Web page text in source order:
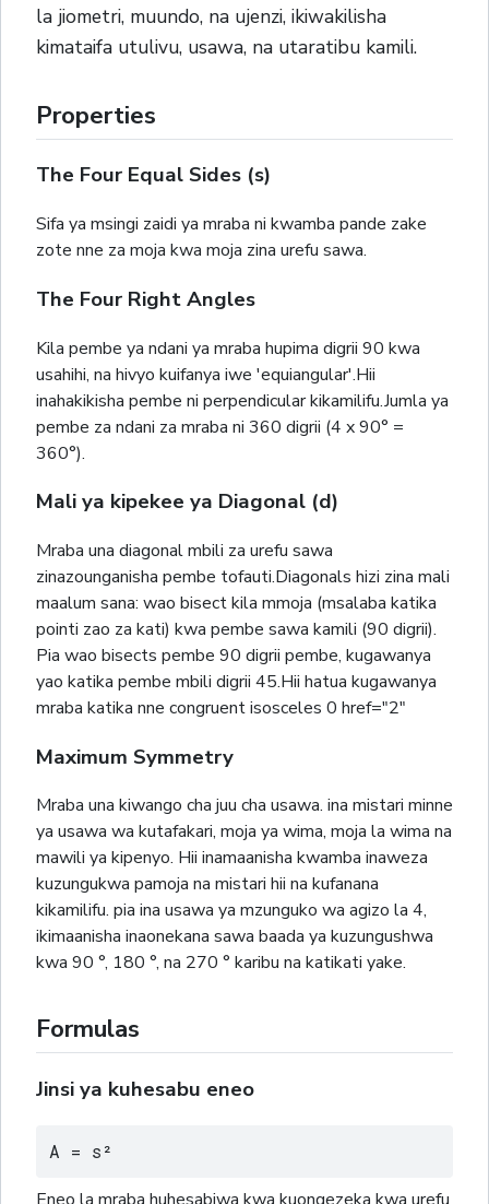
la jiometri, muundo, na ujenzi, ikiwakilisha
kimataifa utulivu, usawa, na utaratibu kamili.
Properties
The Four Equal Sides (s)
Sifa ya msingi zaidi ya mraba ni kwamba pande zake
zote nne za moja kwa moja zina urefu sawa.
The Four Right Angles
Kila pembe ya ndani ya mraba hupima digrii 90 kwa
usahihi, na hivyo kuifanya iwe 'equiangular'.Hii
inahakikisha pembe ni perpendicular kikamilifu.Jumla ya
pembe za ndani za mraba ni 360 digrii (4 x 90° =
360°).
Mali ya kipekee ya Diagonal (d)
Mraba una diagonal mbili za urefu sawa
zinazounganisha pembe tofauti.Diagonals hizi zina mali
maalum sana: wao bisect kila mmoja (msalaba katika
pointi zao za kati) kwa pembe sawa kamili (90 digrii).
Pia wao bisects pembe 90 digrii pembe, kugawanya
yao katika pembe mbili digrii 45.Hii hatua kugawanya
mraba katika nne congruent isosceles 0 href="2"
Maximum Symmetry
Mraba una kiwango cha juu cha usawa. ina mistari minne
ya usawa wa kutafakari, moja ya wima, moja la wima na
mawili ya kipenyo. Hii inamaanisha kwamba inaweza
kuzungukwa pamoja na mistari hii na kufanana
kikamilifu. pia ina usawa ya mzunguko wa agizo la 4,
ikimaanisha inaonekana sawa baada ya kuzungushwa
kwa 90 °, 180 °, na 270 ° karibu na katikati yake.
Formulas
Jinsi ya kuhesabu eneo
A = s²